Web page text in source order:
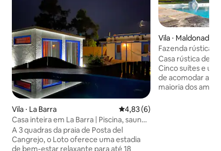
Vila ⋅ La Barra 4,83 de uma avaliação média
4,83 (6)
Casa inteira em La Barra | Piscina, sauna |
5 quartos
A 3 quadras da praia de Posta del
Cangrejo, o Loto oferece uma estadia
de bem-estar relaxante para até 18
Vila ⋅ Maldonado
Fazenda rústica
mágico.
Casa rústica de
Cinco suítes e
de acomodar até
maioria dos